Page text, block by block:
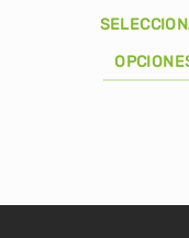
variantes.